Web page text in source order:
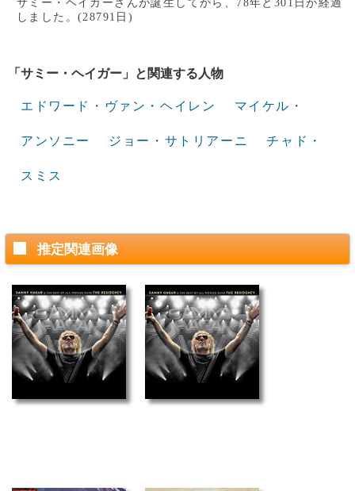
サミー・ヘイガーさんが誕生してから、78年と301日が経過
しました。(28791日)
「サミー・ヘイガー」と関連する人物
エドワード・ヴァン・ヘイレン マイケル・
アンソニー ジョー・サトリアーニ チャド・
スミス
推定関連画像